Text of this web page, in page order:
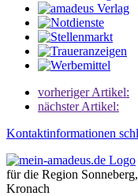
vorheriger Artikel:
nächster Artikel:
Kontaktinformationen
für die Region
Kronach